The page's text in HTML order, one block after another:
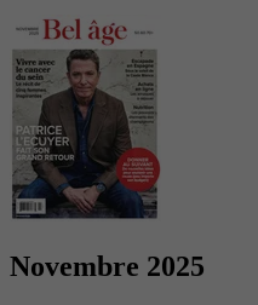
Novembre 2025